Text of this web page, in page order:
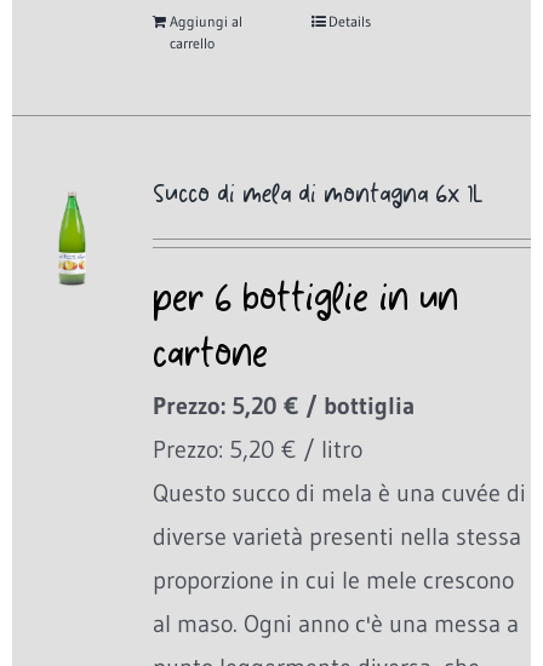
Aggiungi al
carrello
Details
Succo di mela di montagna 6x 1L
per 6 bottiglie in un
cartone
Prezzo: 5,20 € / bottiglia
Prezzo: 5,20 € / litro
Questo succo di mela è una cuvée di
diverse varietà presenti nella stessa
proporzione in cui le mele crescono
al maso. Ogni anno c'è una messa a